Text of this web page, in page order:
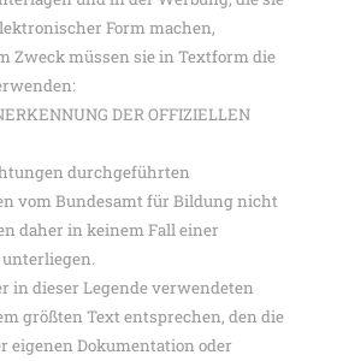
Form machen,
Zweck müssen sie in Textform die
DER OFFIZIELLEN
durchgeführten
vom Bundesamt für Bildung nicht
daher in keinem Fall einer
in dieser Legende verwendeten
größten Text entsprechen, den die
eigenen Dokumentation oder